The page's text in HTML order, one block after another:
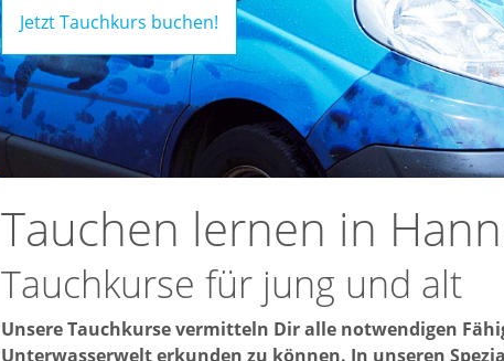
Jetzt Tauchkurs buchen!
Tauchen lernen in
Tauchkurse für jung und alt
Unsere Tauchkurse vermitteln Dir alle notwendigen
Unterwasserwelt erkunden zu können. In unseren